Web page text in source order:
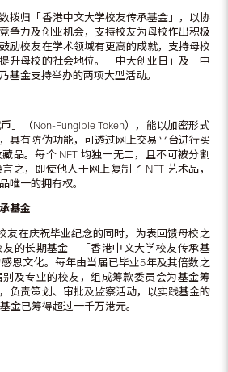
拨归「香港中文大学校友传承基金」，以协
争力及创业机会，支持校友为母校作出积极
励校友在学术领域有更高的成就，支持母校
升母校的社会地位。「中大创业日」及「中
基金支持举办的两项大型活动。
」（Non-Fungible Token），能以加密形式
具有防伪功能，可透过网上交易平台进行买
品。每个 NFT 均独一无二，且不可被分割
之，即使他人于网上复制了 NFT 艺术品，
唯一的拥有权。
基金
友在庆祝毕业纪念的同时，为表回馈母校之
的长期基金 —「香港中文大学校友传承基
恩文化。每年由当届已毕业5年及其倍数之
及专业的校友，组成筹款委员会为基金筹
负责策划、审批及监察活动，以实践基金的
金已筹得超过一千万港元。